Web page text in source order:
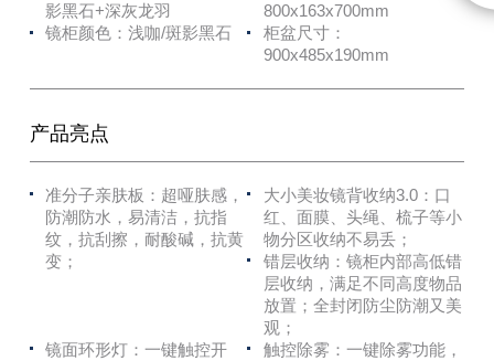
影黑石+深灰龙羽
800x163x700mm
镜柜颜色：浅咖/斑影黑石
柜盆尺寸：
900x485x190mm
产品亮点
准分子亲肤板：超哑肤感，
防潮防水，易清洁，抗指
纹，抗刮擦，耐酸碱，抗黄
变；
大小美妆镜背收纳3.0：口
红、面膜、头绳、梳子等小
物分区收纳不易丢；
错层收纳：镜柜内部高低错
层收纳，满足不同高度物品
放置；全封闭防尘防潮又美
观；
镜面环形灯：一键触控开
触控除雾：一键除雾功能，